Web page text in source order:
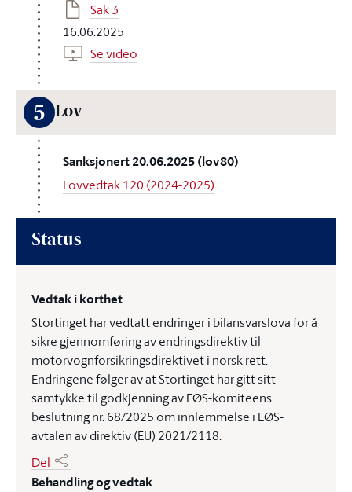
Sak 3
16.06.2025
Se video
5 Lov
Sanksjonert 20.06.2025 (lov80)
Lovvedtak 120 (2024-2025)
Status
Vedtak i korthet
Stortinget har vedtatt endringer i bilansvarslova for å
sikre gjennomføring av endringsdirektiv til
motorvognforsikringsdirektivet i norsk rett.
Endringene følger av at Stortinget har gitt sitt
samtykke til godkjenning av EØS-komiteens
beslutning nr. 68/2025 om innlemmelse i EØS-
avtalen av direktiv (EU) 2021/2118.
Del
Behandling og vedtak